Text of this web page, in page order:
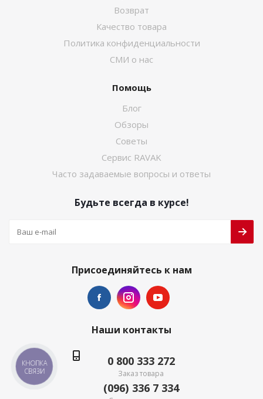
Возврат
Качество товара
Политика конфиденциальности
СМИ о нас
Помощь
Блог
Обзоры
Советы
Сервис RAVAK
Часто задаваемые вопросы и ответы
Будьте всегда в курсе!
Присоединяйтесь к нам
Наши контакты
0 800 333 272
Заказ товара
(096) 336 7 334
КНОПКА
СВЯЗИ